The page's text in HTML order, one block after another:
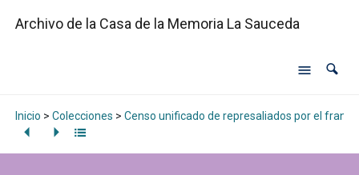
Archivo de la Casa de la Memoria La Sauceda
Inicio > Colecciones > Censo unificado de represaliados por el